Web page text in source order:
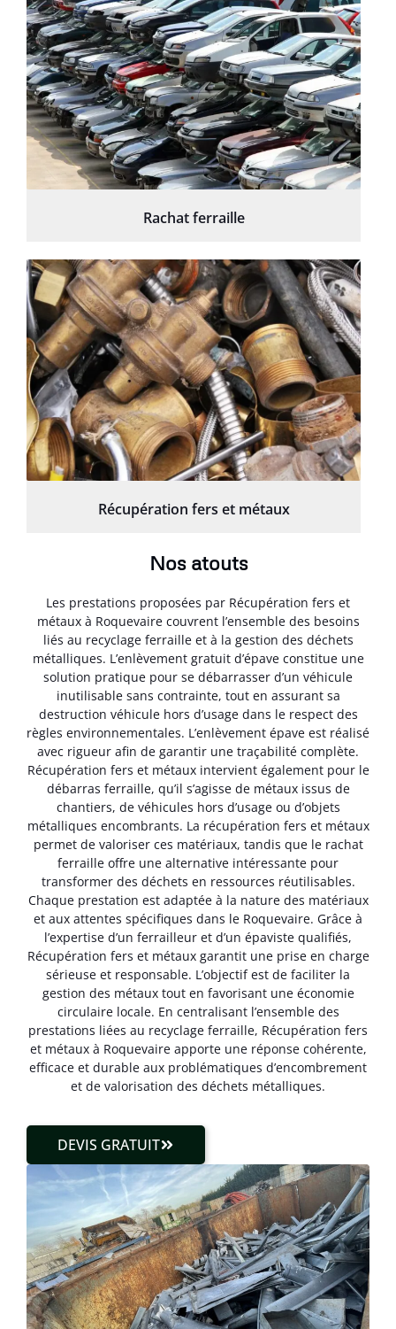
Rachat ferraille
Récupération fers et métaux
Nos atouts
Les prestations proposées par Récupération fers et
métaux à Roquevaire couvrent l’ensemble des besoins
liés au recyclage ferraille et à la gestion des déchets
métalliques. L’enlèvement gratuit d’épave constitue une
solution pratique pour se débarrasser d’un véhicule
inutilisable sans contrainte, tout en assurant sa
destruction véhicule hors d’usage dans le respect des
règles environnementales. L’enlèvement épave est réalisé
avec rigueur afin de garantir une traçabilité complète.
Récupération fers et métaux intervient également pour le
débarras ferraille, qu’il s’agisse de métaux issus de
chantiers, de véhicules hors d’usage ou d’objets
métalliques encombrants. La récupération fers et métaux
permet de valoriser ces matériaux, tandis que le rachat
ferraille offre une alternative intéressante pour
transformer des déchets en ressources réutilisables.
Chaque prestation est adaptée à la nature des matériaux
et aux attentes spécifiques dans le Roquevaire. Grâce à
l’expertise d’un ferrailleur et d’un épaviste qualifiés,
Récupération fers et métaux garantit une prise en charge
sérieuse et responsable. L’objectif est de faciliter la
gestion des métaux tout en favorisant une économie
circulaire locale. En centralisant l’ensemble des
prestations liées au recyclage ferraille, Récupération fers
et métaux à Roquevaire apporte une réponse cohérente,
efficace et durable aux problématiques d’encombrement
et de valorisation des déchets métalliques.
DEVIS GRATUIT